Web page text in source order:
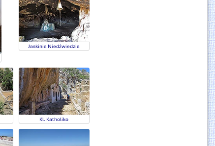
Jaskinia Niedźwiedzia
Kl. Katholiko